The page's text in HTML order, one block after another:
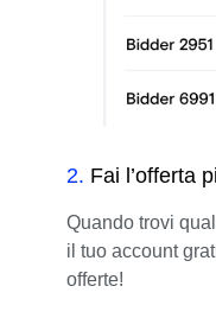
2. Fai l’offerta
Quando trovi
il tuo account
offerte!